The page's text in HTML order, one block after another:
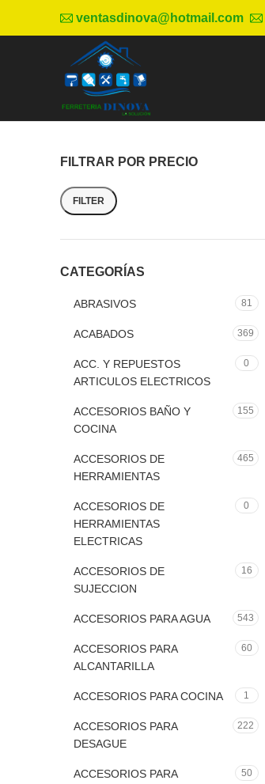
ventasdinova@hotmail.com
FILTRAR POR PRECIO
FILTER
CATEGORÍAS
ABRASIVOS 81
ACABADOS 369
ACC. Y REPUESTOS
ARTICULOS ELECTRICOS
0
ACCESORIOS BAÑO Y
COCINA
155
ACCESORIOS DE
HERRAMIENTAS
465
ACCESORIOS DE
HERRAMIENTAS
ELECTRICAS
0
ACCESORIOS DE
SUJECCION
16
ACCESORIOS PARA AGUA 543
ACCESORIOS PARA
ALCANTARILLA
60
ACCESORIOS PARA COCINA 1
ACCESORIOS PARA
DESAGUE
222
ACCESORIOS PARA
50